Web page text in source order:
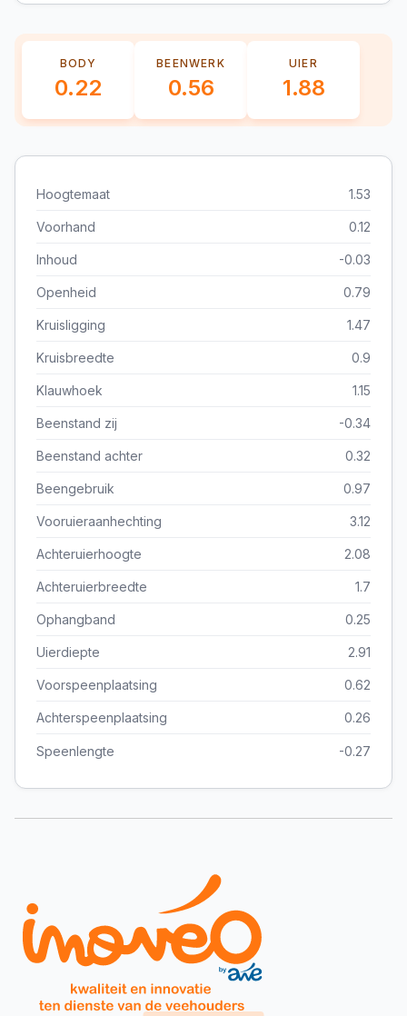
BODY
0.22
BEENWERK
0.56
UIER
1.88
Hoogtemaat 1.53
Voorhand 0.12
Inhoud -0.03
Openheid 0.79
Kruisligging 1.47
Kruisbreedte 0.9
Klauwhoek 1.15
Beenstand zij -0.34
Beenstand achter 0.32
Beengebruik 0.97
Vooruieraanhechting 3.12
Achteruierhoogte 2.08
Achteruierbreedte 1.7
Ophangband 0.25
Uierdiepte 2.91
Voorspeenplaatsing 0.62
Achterspeenplaatsing 0.26
Speenlengte -0.27